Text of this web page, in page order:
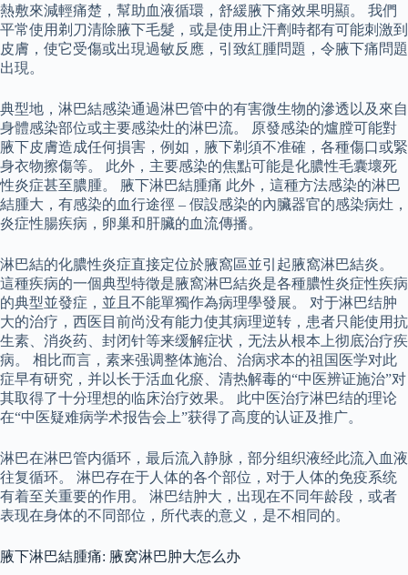
熱敷來減輕痛楚，幫助血液循環，舒緩腋下痛效果明顯。 我們
平常使用剃刀清除腋下毛髮，或是使用止汗劑時都有可能刺激到
皮膚，使它受傷或出現過敏反應，引致紅腫問題，令腋下痛問題
出現。
典型地，淋巴結感染通過淋巴管中的有害微生物的滲透以及來自
身體感染部位或主要感染灶的淋巴流。 原發感染的爐膛可能對
腋下皮膚造成任何損害，例如，腋下剃須不准確，各種傷口或緊
身衣物擦傷等。 此外，主要感染的焦點可能是化膿性毛囊壞死
性炎症甚至膿腫。 腋下淋巴結腫痛 此外，這種方法感染的淋巴
結腫大，有感染的血行途徑 – 假設感染的內臟器官的感染病灶，
炎症性腸疾病，卵巢和肝臟的血流傳播。
淋巴結的化膿性炎症直接定位於腋窩區並引起腋窩淋巴結炎。
這種疾病的一個典型特徵是腋窩淋巴結炎是各種膿性炎症性疾病
的典型並發症，並且不能單獨作為病理學發展。 对于淋巴结肿
大的治疗，西医目前尚没有能力使其病理逆转，患者只能使用抗
生素、消炎药、封闭针等来缓解症状，无法从根本上彻底治疗疾
病。 相比而言，素来强调整体施治、治病求本的祖国医学对此
症早有研究，并以长于活血化瘀、清热解毒的“中医辨证施治”对
其取得了十分理想的临床治疗效果。 此中医治疗淋巴结的理论
在“中医疑难病学术报告会上”获得了高度的认证及推广。
淋巴在淋巴管内循环，最后流入静脉，部分组织液经此流入血液
往复循环。 淋巴存在于人体的各个部位，对于人体的免疫系统
有着至关重要的作用。 淋巴结肿大，出现在不同年龄段，或者
表现在身体的不同部位，所代表的意义，是不相同的。
腋下淋巴結腫痛: 腋窝淋巴肿大怎么办